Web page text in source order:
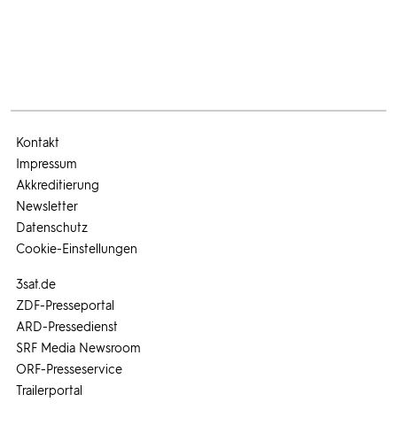
3sat.de
ZDF-Presseportal
ARD-Pressedienst
SRF Media Newsroom
ORF-Presseservice
Trailerportal
Kontakt
Impressum
Akkreditierung
Newsletter
Datenschutz
Cookie-Einstellungen